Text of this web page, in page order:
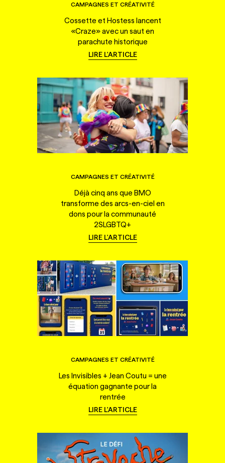
CAMPAGNES ET CRÉATIVITÉ
Cossette et Hostess lancent
«Craze» avec un saut en
parachute historique
LIRE L'ARTICLE
CAMPAGNES ET CRÉATIVITÉ
Déjà cinq ans que BMO
transforme des arcs-en-ciel en
dons pour la communauté
2SLGBTQ+
LIRE L'ARTICLE
CAMPAGNES ET CRÉATIVITÉ
Les Invisibles + Jean Coutu = une
équation gagnante pour la
rentrée
LIRE L'ARTICLE